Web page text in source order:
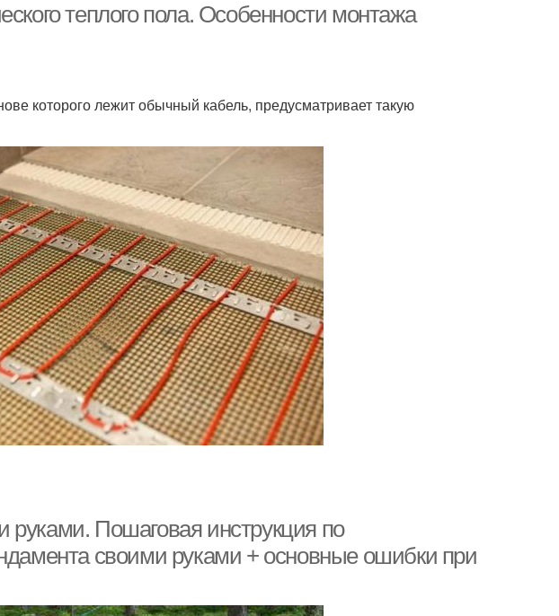
теплого пола. Особенности монтажа
которого лежит обычный кабель, предусматривает такую
Пошаговая инструкция по
своими руками + основные ошибки при